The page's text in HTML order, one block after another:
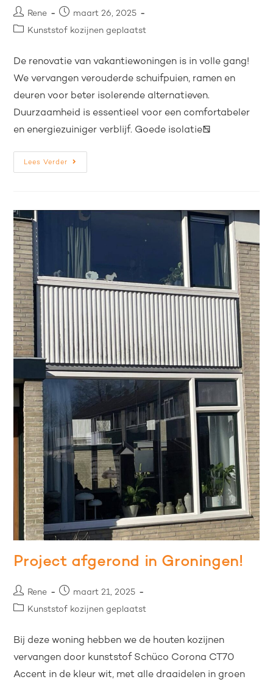
Rene
maart 26, 2025
Kunststof kozijnen geplaatst
De renovatie van vakantiewoningen is in volle gang!
We vervangen verouderde schuifpuien, ramen en
deuren voor beter isolerende alternatieven.
Duurzaamheid is essentieel voor een comfortabeler
en energiezuiniger verblijf. Goede isolatie…
Lees Verder
Project afgerond in Groningen!
Rene
maart 21, 2025
Kunststof kozijnen geplaatst
Bij deze woning hebben we de houten kozijnen
vervangen door kunststof Schüco Corona CT70
Accent in de kleur wit, met alle draaidelen in groen